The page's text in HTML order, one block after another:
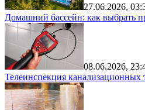
27.06.2026,
Домашний бассейн: как выбрать
08.06.2026,
Телеинспекция канализационных